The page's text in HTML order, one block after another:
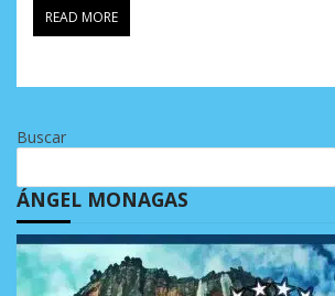
READ MORE
Buscar
ÁNGEL MONAGAS